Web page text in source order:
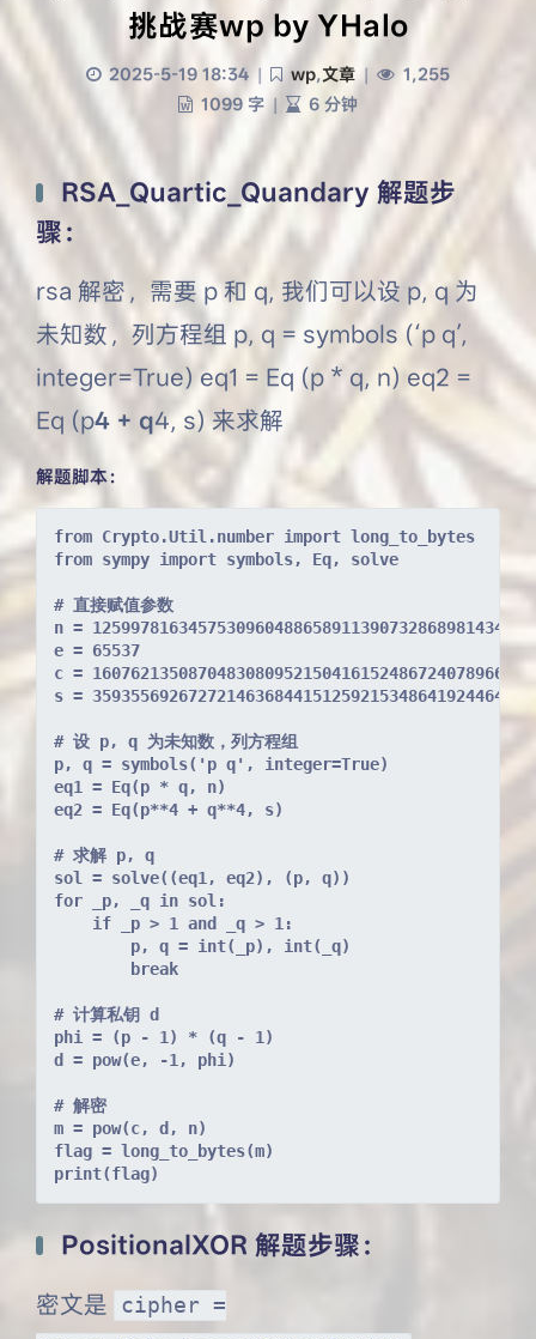
挑战赛wp by YHalo
2025-5-19 18:34 | wp,文章 |
1,255
1099 字 | 6 分钟
RSA_Quartic_Quandary 解题步
骤：
rsa 解密，需要 p 和 q, 我们可以设 p, q 为
未知数，列方程组 p, q = symbols (‘p q’,
integer=True) eq1 = Eq (p * q, n) eq2 =
Eq (p4 + q4, s) 来求解
解题脚本：
from Crypto.Util.number import long_to_bytes
from sympy import symbols, Eq, solve
# 直接赋值参数
n =
e = 65537
c =
s =
# 设 p, q 为未知数，列方程组
p, q = symbols('p q', integer=True)
eq1 = Eq(p * q, n)
eq2 = Eq(p**4 + q**4, s)
# 求解 p, q
sol = solve((eq1, eq2), (p, q))
for _p, _q in sol:
if _p > 1 and _q > 1:
p, q = int(_p), int(_q)
break
# 计算私钥 d
phi = (p - 1) * (q - 1)
d = pow(e, -1, phi)
# 解密
m = pow(c, d, n)
flag = long_to_bytes(m)
print(flag)
PositionalXOR 解题步骤：
密文是
cipher =